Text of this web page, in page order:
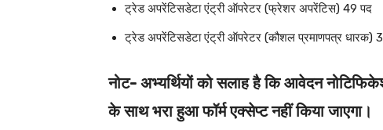
ट्रेड अपरेंटिसडेटा एंट्री ऑपरेटर (फ्रेशर अपरेंटिस) 49 पद
ट्रेड अपरेंटिसडेटा एंट्री ऑपरेटर (कौशल प्रमाणपत्र धारक)
नोट- अभ्यर्थियों को सलाह है कि आवेदन
के साथ भरा हुआ फॉर्म एक्सेप्ट नहीं किया जाएगा।